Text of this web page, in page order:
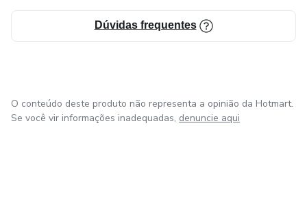
Dúvidas frequentes
O conteúdo deste produto não representa a opinião da Hotmart.
Se você vir informações inadequadas, denuncie aqui